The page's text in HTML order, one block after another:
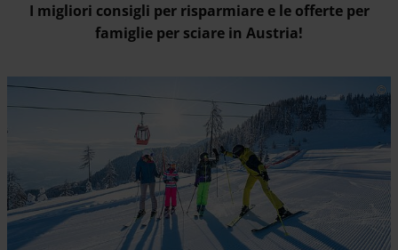
I migliori consigli per risparmiare e le offerte per
famiglie per sciare in Austria!